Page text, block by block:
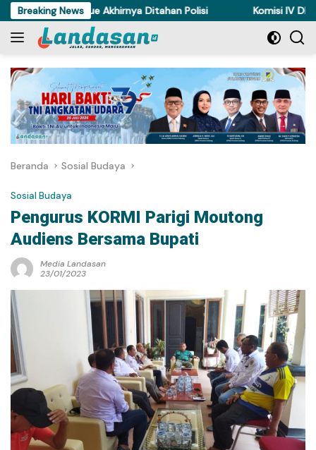
Langsung
ke
konten
Breaking News
Ayam di Torue Akhirnya Ditahan Polisi Komisi IV DPRD
Beranda Sosial Budaya
Sosial Budaya
Pengurus KORMI Parigi Moutong
Audiens Bersama Bupati
Media Landasan
23/01/2023